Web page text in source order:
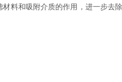
料和吸附介质的作用，进一步